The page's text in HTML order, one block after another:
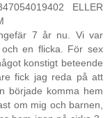
ELLER
7 år nu. Vi var
en flicka. För sex
konstigt beteende
fick jag reda på att
började komma hem
om mig och barnen,